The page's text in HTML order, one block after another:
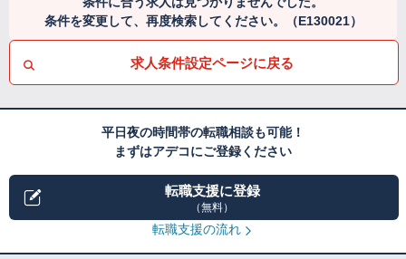
条件を変更して、再度検索してください。（E130021）
求人条件設定ページに戻る
平日夜の時間帯の転職相談も可能！
まずはアデコにご登録ください
転職支援に登録
（無料）
転職支援の流れ